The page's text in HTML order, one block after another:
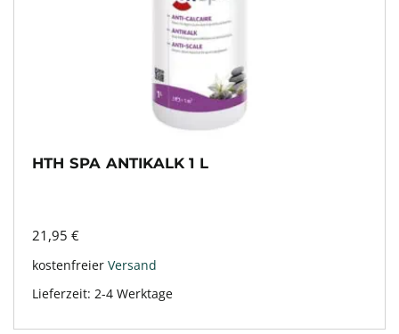
HTH SPA ANTIKALK 1 L
21,95 €
kostenfreier Versand
Lieferzeit: 2-4 Werktage